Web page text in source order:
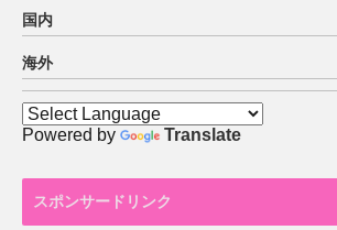
国内
海外
Powered by Translate
スポンサードリンク